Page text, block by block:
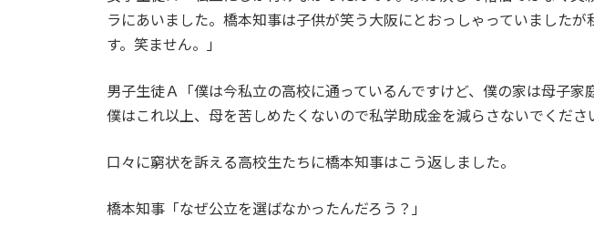
ラにあいました。橋本知事は子供が笑う大阪にとおっしゃっていましたが
す。笑ません。」
男子生徒Ａ「僕は今私立の高校に通っているんですけど、僕の家は母子家
僕はこれ以上、母を苦しめたくないので私学助成金を減らさないでくださ
口々に窮状を訴える高校生たちに橋本知事はこう返しました。
橋本知事「なぜ公立を選ばなかったんだろう？」